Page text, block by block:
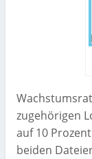
zugehörigen
auf 10
beiden